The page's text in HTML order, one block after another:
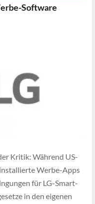
Software
Kritik: Während US-
Werbe-Apps
für LG-Smart-
in den eigenen